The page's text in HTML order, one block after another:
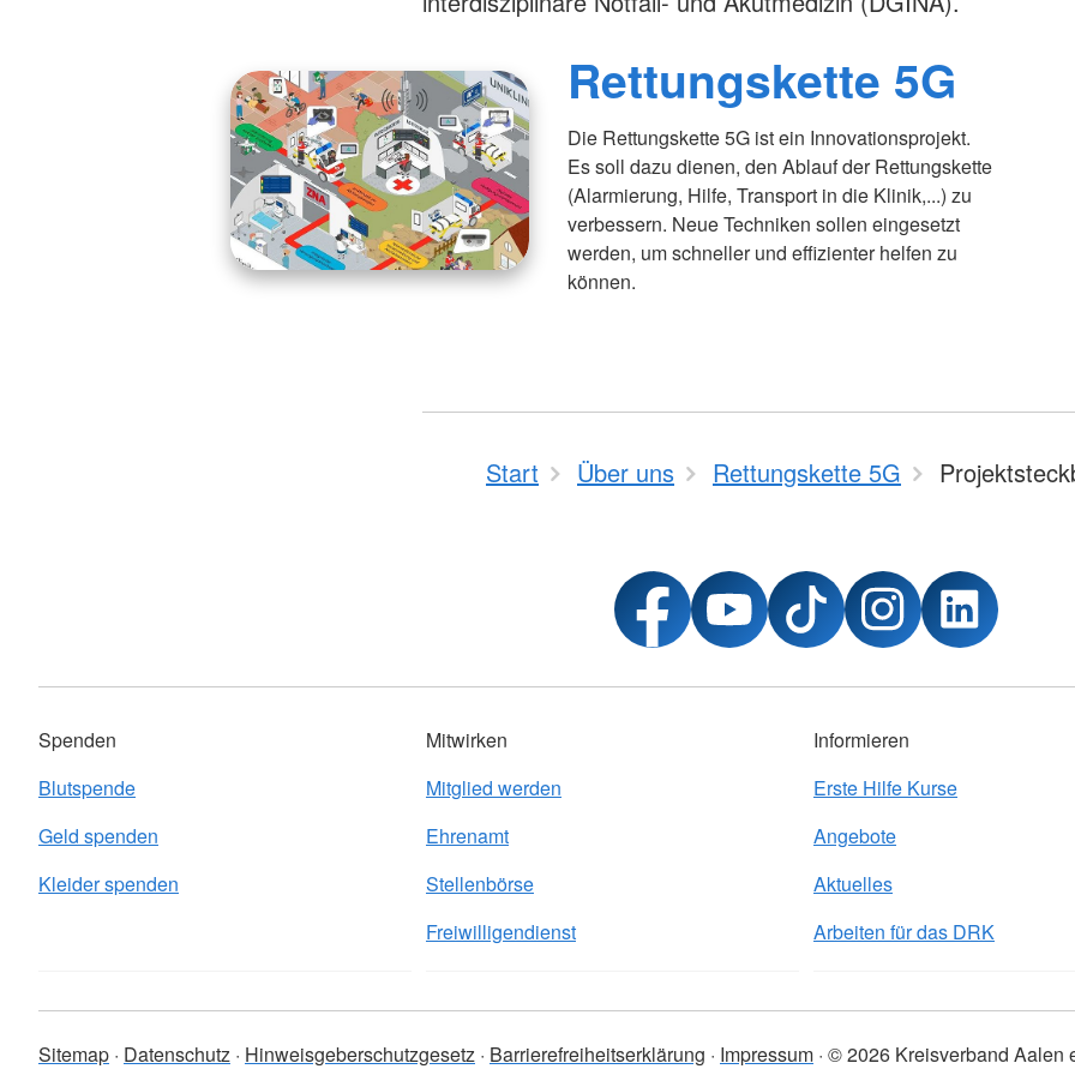
Rettungskette 5G
Die Rettungskette 5G ist ein Innovationsprojekt.
Es soll dazu dienen, den Ablauf der Rettungskette
(Alarmierung, Hilfe, Transport in die Klinik,...) zu
verbessern. Neue Techniken sollen eingesetzt
werden, um schneller und effizienter helfen zu
können.
Start Über uns Rettungskette 5G
Spenden
Blutspende
Geld spenden
Kleider spenden
Mitwirken
Mitglied werden
Ehrenamt
Stellenbörse
Freiwilligendienst
Informieren
Erste Hilfe Kurse
Angebote
Aktuelles
Arbeiten für das DRK
Sitemap Datenschutz Hinweisgeberschutzgesetz Barrierefreiheitserklärung Impressum © 2026 Kreisverband Aalen